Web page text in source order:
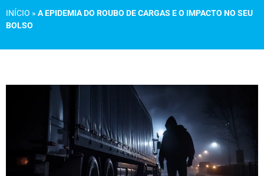
INÍCIO » A EPIDEMIA DO ROUBO DE CARGAS E O IMPACTO NO SEU
BOLSO